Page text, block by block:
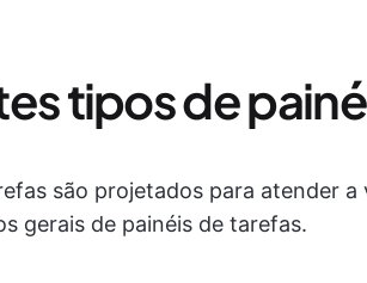
tipos de
são projetados para atender
gerais de painéis de tarefas.